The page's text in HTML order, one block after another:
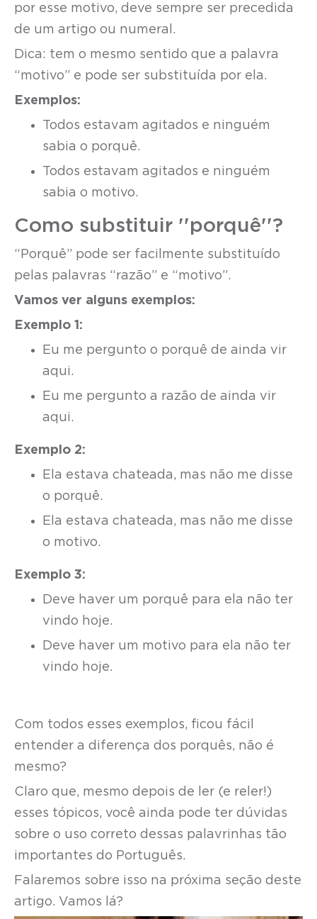
por esse motivo, deve sempre ser precedida
de um artigo ou numeral.
Dica: tem o mesmo sentido que a palavra
“motivo” e pode ser substituída por ela.
Exemplos:
Todos estavam agitados e ninguém
sabia o porquê.
Todos estavam agitados e ninguém
sabia o motivo.
Como substituir ''porquê''?
“Porquê” pode ser facilmente substituído
pelas palavras “razão” e “motivo”.
Vamos ver alguns exemplos:
Exemplo 1:
Eu me pergunto o porquê de ainda vir
aqui.
Eu me pergunto a razão de ainda vir
aqui.
Exemplo 2:
Ela estava chateada, mas não me disse
o porquê.
Ela estava chateada, mas não me disse
o motivo.
Exemplo 3:
Deve haver um porquê para ela não ter
vindo hoje.
Deve haver um motivo para ela não ter
vindo hoje.
Com todos esses exemplos, ficou fácil
entender a diferença dos porquês, não é
mesmo?
Claro que, mesmo depois de ler (e reler!)
esses tópicos, você ainda pode ter dúvidas
sobre o uso correto dessas palavrinhas tão
importantes do Português.
Falaremos sobre isso na próxima seção deste
artigo. Vamos lá?